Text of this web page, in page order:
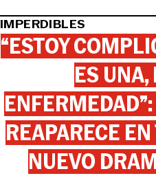
IMPERDIBLES
“ESTOY
ES
REAPARECE
NUEVO